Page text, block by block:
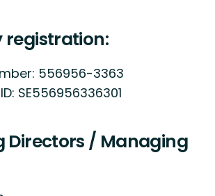
registration:
556956-3363
SE556956336301
Directors / Managing